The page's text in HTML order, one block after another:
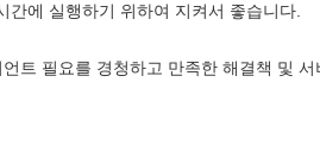
에 실행하기 위하여 지켜서 좋습니다.
트 필요를 경청하고 만족한 해결책 및